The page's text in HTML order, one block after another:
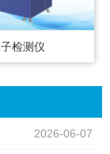
检测仪
2026-06-07